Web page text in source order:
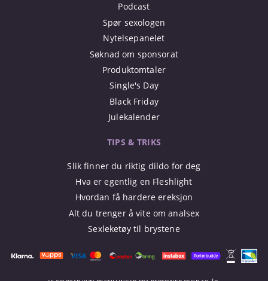
Podcast
Spør sexologen
Nytelsepanelet
Søknad om sponsorat
Produktomtaler
Single's Day
Black Friday
Julekalender
TIPS & TRIKS
Slik finner du riktig dildo for deg
Hva er egentlig en Fleshlight
Hvordan få hardere ereksjon
Alt du trenger å vite om analsex
Sexleketøy til brystene